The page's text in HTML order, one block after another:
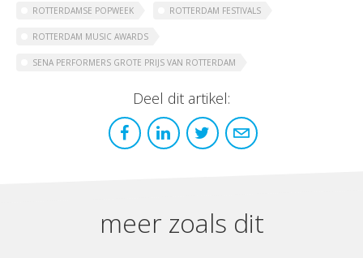
ROTTERDAMSE POPWEEK ROTTERDAM FESTIVALS
ROTTERDAM MUSIC AWARDS
SENA PERFORMERS GROTE PRIJS VAN ROTTERDAM
Deel dit artikel:
meer zoals dit